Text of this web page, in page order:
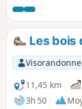
au niveau du
par un pont
écluses de
Ganelon pour
Les bois
11,45 km
3h 50